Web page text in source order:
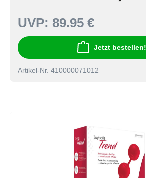
UVP: 89.95 €
Jetzt bestellen!
Artikel-Nr. 410000071012